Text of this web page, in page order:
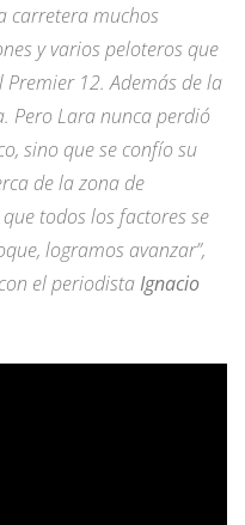
carretera muchos
y varios peloteros que
12. Además de la
Pero Lara nunca perdió
sino que se confío su
de la zona de
todos los factores se
logramos avanzar”,
el periodistaIgnacio